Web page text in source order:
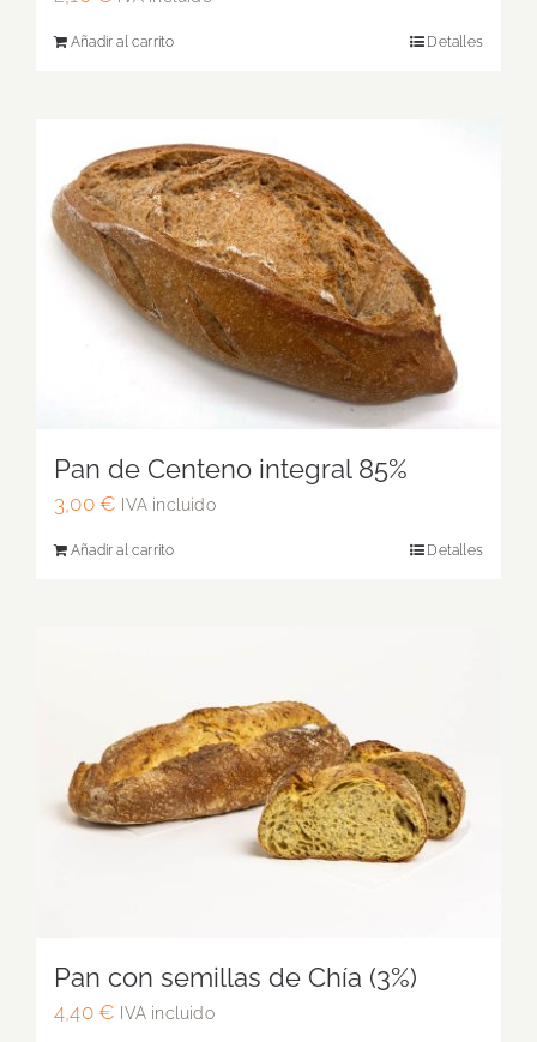
Añadir al carrito Detalles
Pan de Centeno integral 85%
3,00 € IVA incluido
Añadir al carrito Detalles
Pan con semillas de Chía (3%)
4,40 € IVA incluido